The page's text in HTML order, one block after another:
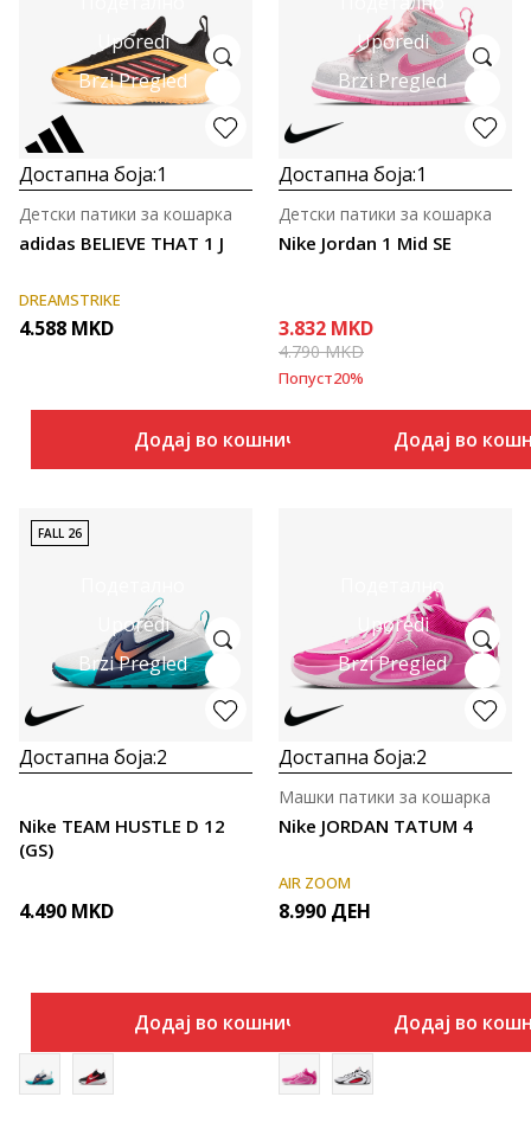
Uporedi
Brzi Pregled
Достапна боја:1
adidas BELIEVE THAT 1 J
Детски патики за кошарка
DREAMSTRIKE
4.588 MKD
Додај во кошничка
Uporedi
Brzi Pregled
Достапна боја:1
Nike Jordan 1 Mid SE
Детски патики за кошарка
3.832 MKD
4.790MKD
Попуст20%
Додај во
Uporedi
Brzi Pregled
FALL 26
Достапна боја:2
Nike TEAM HUSTLE D 12
(GS)
4.490 MKD
Додај во кошничка
Подетално
Uporedi
Brzi Pregled
Достапна боја:2
Nike JORDAN TATUM 4
Машки патики за кошарка
AIR ZOOM
8.990 ДЕН
Додај во